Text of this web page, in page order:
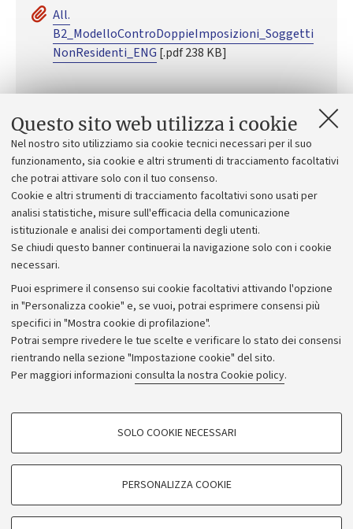
Questo sito web utilizza i cookie
Nel nostro sito utilizziamo sia cookie tecnici necessari per il suo
funzionamento, sia cookie e altri strumenti di tracciamento facoltativi
che potrai attivare solo con il tuo consenso.
Cookie e altri strumenti di tracciamento facoltativi sono usati per
analisi statistiche, misure sull'efficacia della comunicazione
istituzionale e analisi dei comportamenti degli utenti.
Se chiudi questo banner continuerai la navigazione solo con i cookie
necessari.
Puoi esprimere il consenso sui cookie facoltativi attivando l'opzione
in "Personalizza cookie" e, se vuoi, potrai esprimere consensi più
specifici in "Mostra cookie di profilazione".
Potrai sempre rivedere le tue scelte e verificare lo stato dei consensi
rientrando nella sezione "Impostazione cookie" del sito.
Per maggiori informazioni consulta la nostra Cookie policy.
COOKIE DI PROFILAZIONE - FACOLTATIVI
degli utenti, creare profili in base al loro comportamento sul sito, per analisi
di marketing.
SOLO COOKIE NECESSARI
PERSONALIZZA COOKIE
All.
B2_ModelloControDoppieImposizioni_Soggetti
NonResidenti_ENG [.pdf 238 KB]
Contatti
ACRA - Borse tesi estero
campusravenna.borsetesiestero@unibo.it
Privacy
Note legali
NormAteneo
Impostazioni Cookie
©Copyright 2024 - ALMA MATER STUDIORUM - Università di